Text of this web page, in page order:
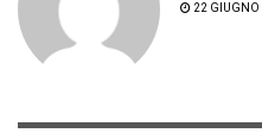
22 GIUGNO